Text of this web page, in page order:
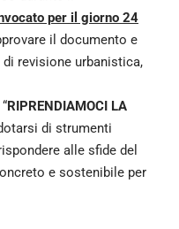
per il giorno 24
il documento e
revisione urbanistica,
RIPRENDIAMOCI LA
di strumenti
alle sfide del
e sostenibile per